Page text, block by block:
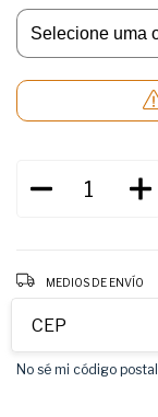
Entregas para el CP:
MEDIOS DE ENVÍO
No sé mi código postal